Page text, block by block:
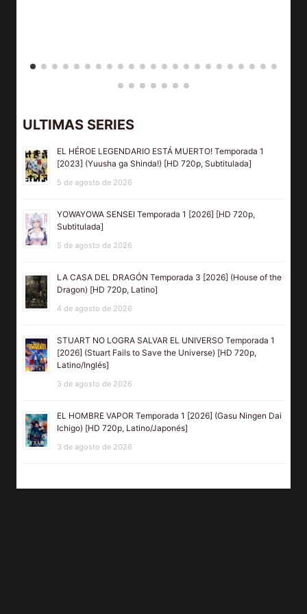
ULTIMAS SERIES
EL HÉROE LEGENDARIO ESTÁ MUERTO! Temporada 1
[2023] (Yuusha ga Shinda!) [HD 720p, Subtitulada]
5 de agosto de 2026
YOWAYOWA SENSEI Temporada 1 [2026] [HD 720p,
Subtitulada]
5 de agosto de 2026
LA CASA DEL DRAGÓN Temporada 3 [2026] (House of the
Dragon) [HD 720p, Latino]
4 de agosto de 2026
STUART NO LOGRA SALVAR EL UNIVERSO Temporada 1
[2026] (Stuart Fails to Save the Universe) [HD 720p,
Latino/Inglés]
3 de agosto de 2026
EL HOMBRE VAPOR Temporada 1 [2026] (Gasu Ningen Dai
Ichigo) [HD 720p, Latino/Japonés]
3 de agosto de 2026